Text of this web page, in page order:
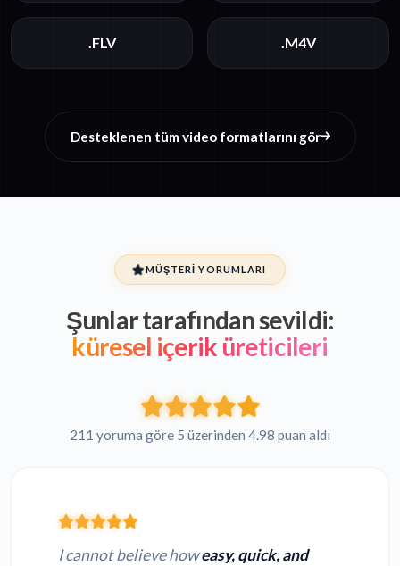
.FLV .M4V
Desteklenen tüm video formatlarını gör
MÜŞTERI YORUMLARI
Şunlar tarafından sevildi:
küresel içerik üreticileri
211 yoruma göre 5 üzerinden 4.98 puan aldı
I cannot believe howeasy, quick, and